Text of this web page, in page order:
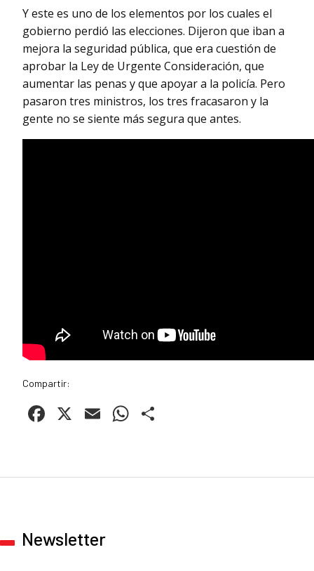
Y este es uno de los elementos por los cuales el
gobierno perdió las elecciones. Dijeron que iban a
mejora la seguridad pública, que era cuestión de
aprobar la Ley de Urgente Consideración, que
aumentar las penas y que apoyar a la policía. Pero
pasaron tres ministros, los tres fracasaron y la
gente no se siente más segura que antes.
Compartir:
Facebook
X EmailWhatsApp
Newsletter